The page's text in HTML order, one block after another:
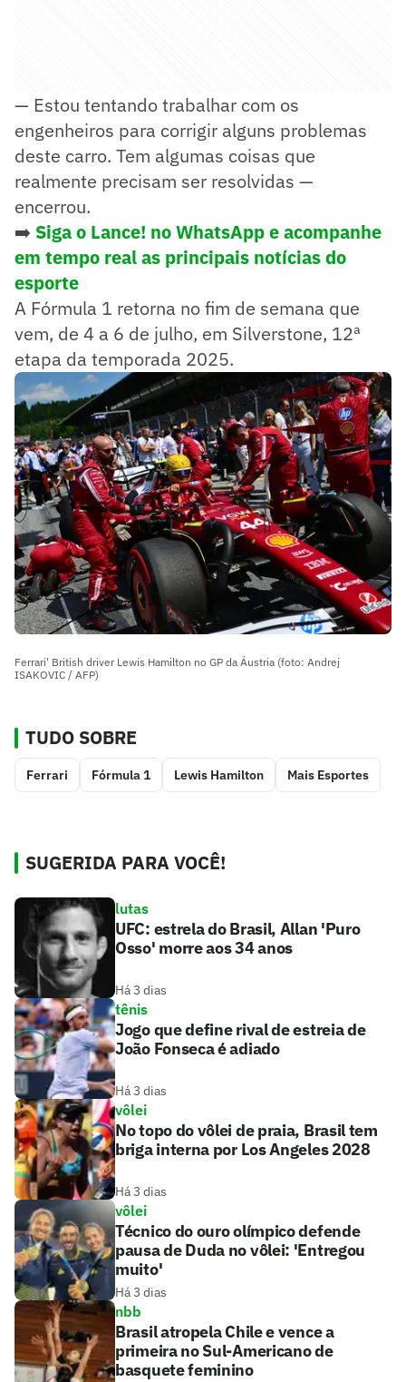
— Estou tentando trabalhar com os
engenheiros para corrigir alguns problemas
deste carro. Tem algumas coisas que
realmente precisam ser resolvidas —
encerrou.
➡️ Siga o Lance! no WhatsApp e acompanhe
em tempo real as principais notícias do
esporte
A Fórmula 1 retorna no fim de semana que
vem, de 4 a 6 de julho, em Silverstone, 12ª
etapa da temporada 2025.
Ferrari' British driver Lewis Hamilton no GP da Áustria (foto: Andrej
ISAKOVIC / AFP)
TUDO SOBRE
Ferrari Fórmula 1 Lewis Hamilton Mais Esportes
SUGERIDA PARA VOCÊ!
lutas
UFC: estrela do Brasil, Allan 'Puro
Osso' morre aos 34 anos
Há 3 dias
tênis
Jogo que define rival de estreia de
João Fonseca é adiado
Há 3 dias
vôlei
No topo do vôlei de praia, Brasil tem
briga interna por Los Angeles 2028
Há 3 dias
vôlei
Técnico do ouro olímpico defende
pausa de Duda no vôlei: 'Entregou
muito'
Há 3 dias
nbb
Brasil atropela Chile e vence a
primeira no Sul-Americano de
basquete feminino